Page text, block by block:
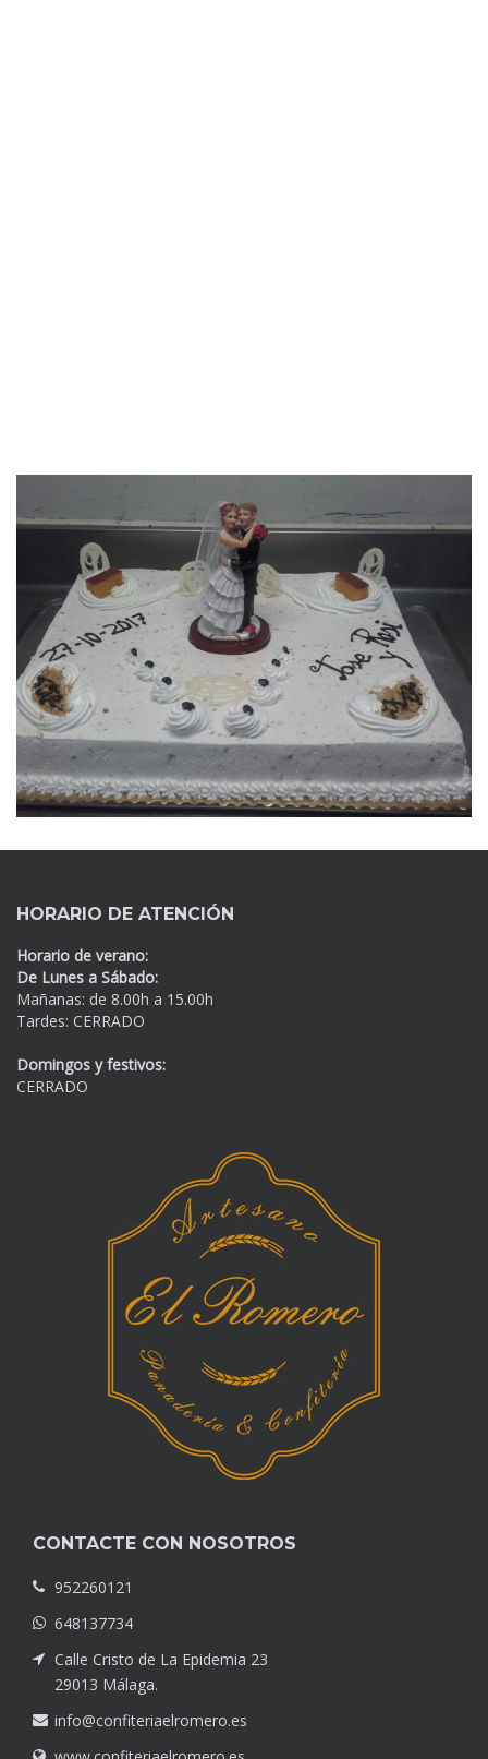
TARTA BODA
HORARIO DE ATENCIÓN
Horario de verano:
De Lunes a Sábado:
Mañanas: de 8.00h a 15.00h
Tardes: CERRADO
Domingos y festivos:
CERRADO
CONTACTE CON NOSOTROS
952260121
648137734
Calle Cristo de La Epidemia 23
29013 Málaga.
info@confiteriaelromero.es